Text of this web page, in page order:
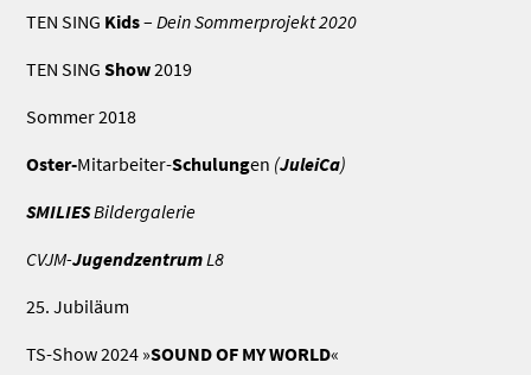
TEN SING Kids–Dein Sommerprojekt 2020
TEN SINGShow2019
Sommer 2018
Oster-Mitarbeiter-Schulungen (JuleiCa)
SMILIESBildergalerie
CVJM-JugendzentrumL8
25. Jubiläum
TS-Show 2024 »SOUND OF MY WORLD«